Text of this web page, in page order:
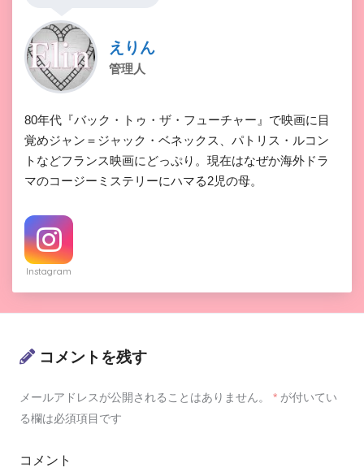
えりん
管理人
80年代『バック・トゥ・ザ・フューチャー』で映画に目
覚めジャン＝ジャック・ベネックス、パトリス・ルコン
トなどフランス映画にどっぷり。現在はなぜか海外ドラ
マのコージーミステリーにハマる2児の母。
Instagram
コメントを残す
メールアドレスが公開されることはありません。 * が付いてい
る欄は必須項目です
コメント